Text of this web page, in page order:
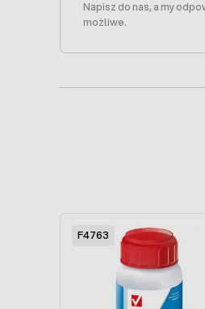
Napisz do nas, a my
możliwe.
F4763